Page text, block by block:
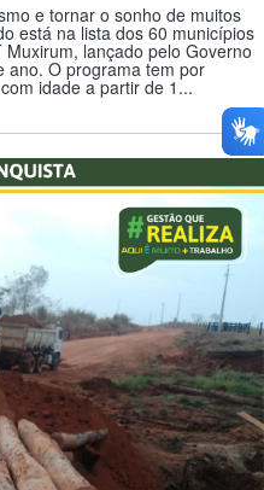
e tornar o sonho de muitos
está na lista dos 60 municípios
lançado pelo Governo
ano. O programa tem por
idade a partir de 1...